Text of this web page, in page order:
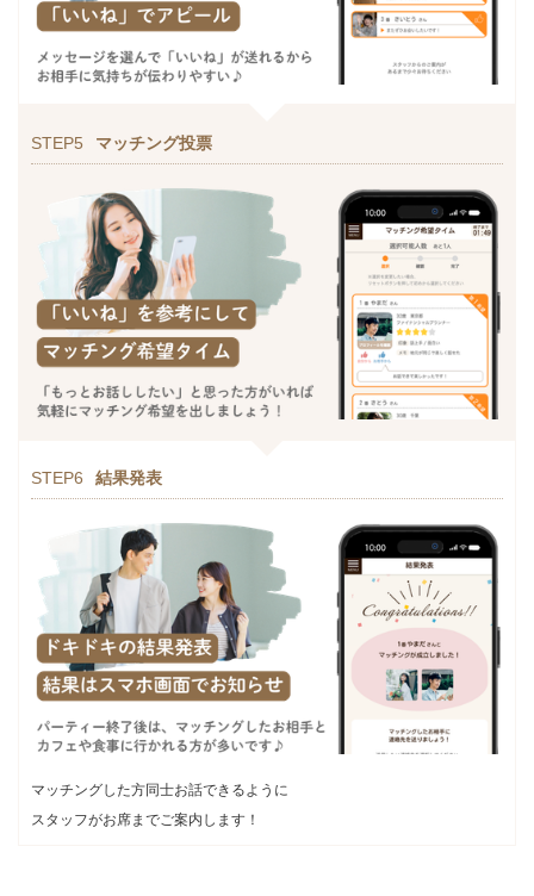
STEP5 マッチング投票
STEP6 結果発表
マッチングした方同士お話できるように
スタッフがお席までご案内します！